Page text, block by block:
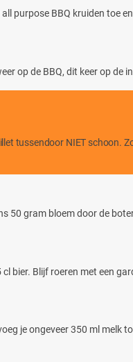
purpose BBQ kruiden toe
op de BBQ, dit keer op de
tussendoor NIET schoon.
50 gram bloem door de
cl bier. Blijf roeren met een
je ongeveer 350 ml melk